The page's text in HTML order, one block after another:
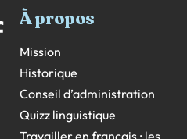
À propos
Mission
Historique
Conseil d’administration
Quizz linguistique
Travailler en français : les